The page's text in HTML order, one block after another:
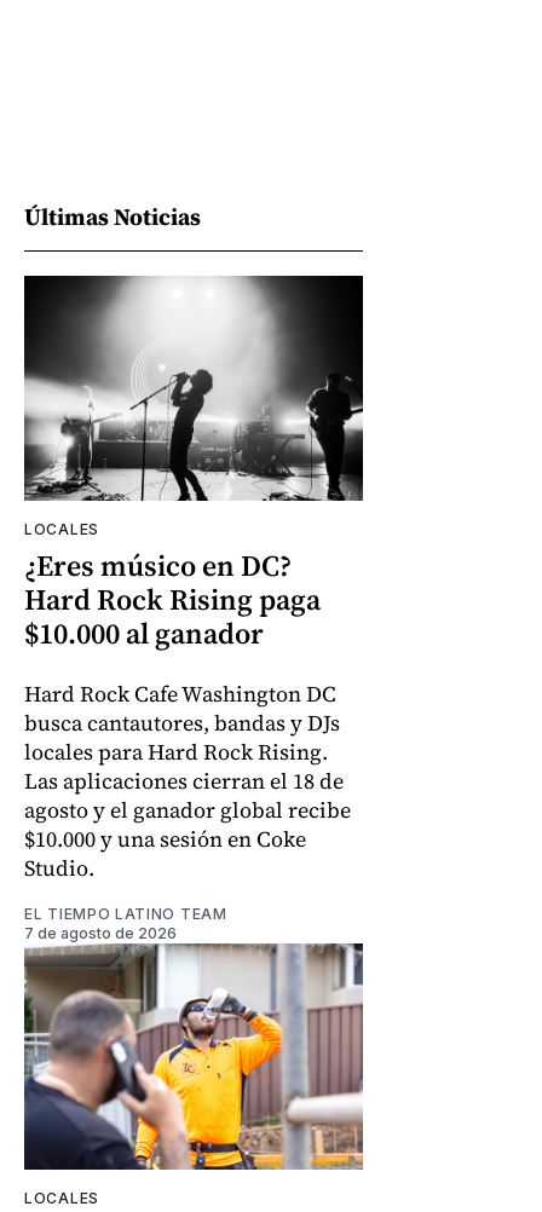
Últimas Noticias
LOCALES
¿Eres músico en DC?
Hard Rock Rising paga
$10.000 al ganador
Hard Rock Cafe Washington DC
busca cantautores, bandas y DJs
locales para Hard Rock Rising.
Las aplicaciones cierran el 18 de
agosto y el ganador global recibe
$10.000 y una sesión en Coke
Studio.
EL TIEMPO LATINO TEAM
7 de agosto de 2026
LOCALES